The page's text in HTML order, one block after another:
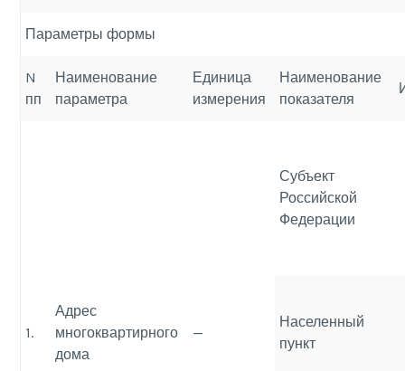
Параметры формы
N
пп
Наименование
параметра
Единица
измерения
Наименование
показателя
1.
Адрес
многоквартирного
дома
—
Субъект
Российской
Федерации
Населенный
пункт